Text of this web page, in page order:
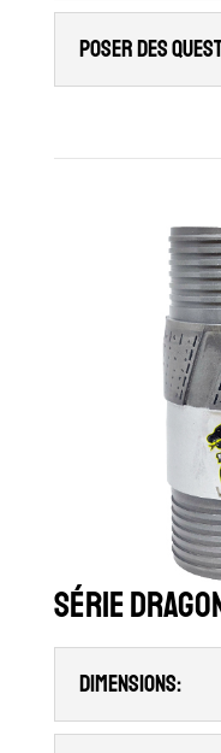
Poser des
Série
Dimensions: